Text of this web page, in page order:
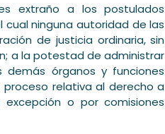
extraño a los postulados
cual ninguna autoridad de las
de justicia ordinaria, sin
a la potestad de administrar
órganos y funciones
relativa al derecho a
o por comisiones